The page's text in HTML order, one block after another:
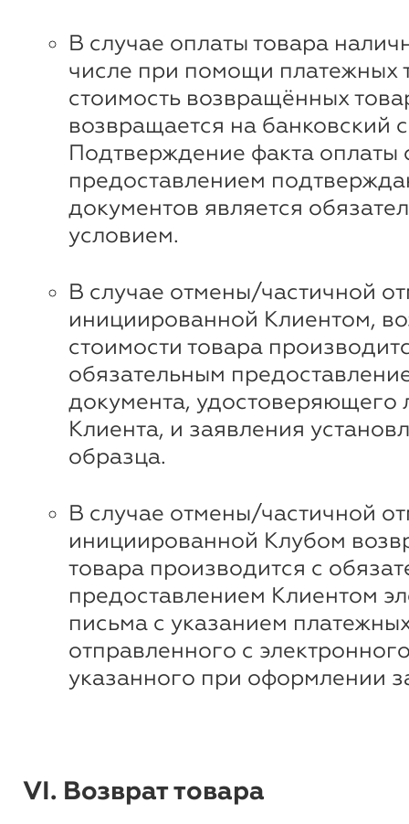
В случае оплаты товара
числе при помощи платежных
стоимость возвращённых
возвращается на банковский
Подтверждение факта оплаты
предоставлением
документов является
условием.
В случае отмены/частичной
инициированной Клиентом,
стоимости товара
обязательным
документа, удостоверяющего
Клиента, и заявления
образца.
В случае отмены/частичной
инициированной Клубом
товара производится с
предоставлением Клиентом
письма с указанием
отправленного с
указанного при оформлении
VI. Возврат товара